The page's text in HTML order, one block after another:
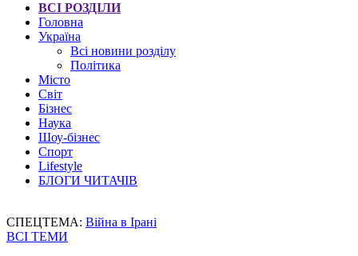
ВСІ РОЗДІЛИ
Головна
Україна
Всі новини розділу
Політика
Місто
Світ
Бізнес
Наука
Шоу-бізнес
Спорт
Lifestyle
БЛОГИ ЧИТАЧІВ
СПЕЦТЕМА: Війна в Ірані
ВСІ ТЕМИ